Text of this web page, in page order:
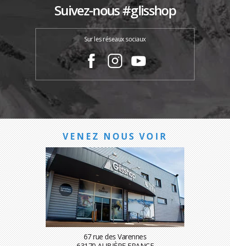
Suivez-nous #glisshop
Sur les réseaux sociaux
VENEZ NOUS VOIR
67 rue des Varennes